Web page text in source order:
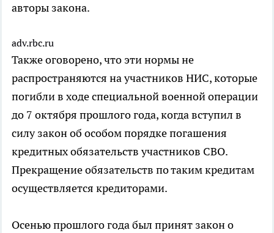
авторы закона.
adv.rbc.ru
Также оговорено, что эти нормы не
распространяются на участников НИС, которые
погибли в ходе специальной военной операции
до 7 октября прошлого года, когда вступил в
силу закон об особом порядке погашения
кредитных обязательств участников СВО.
Прекращение обязательств по таким кредитам
осуществляется кредиторами.
Осенью прошлого года был принят закон о